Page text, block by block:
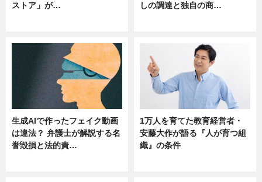
ストア」が… しの調達と独自の商…
生成AIで作ったフェイク動画
は違法？ 弁護士が解説する名
誉毀損と法的責…
1万人を育てた教育経営者・
安藤大作が語る『人が育つ組
織』の条件